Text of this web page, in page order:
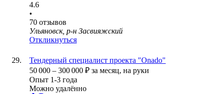
4.6
•
70 отзывов
Ульяновск, р-н Засвияжский
Откликнуться
Тендерный специалист проекта "Onado"
50 000 – 300 000 ₽ за месяц, на руки
Опыт 1-3 года
Можно удалённо